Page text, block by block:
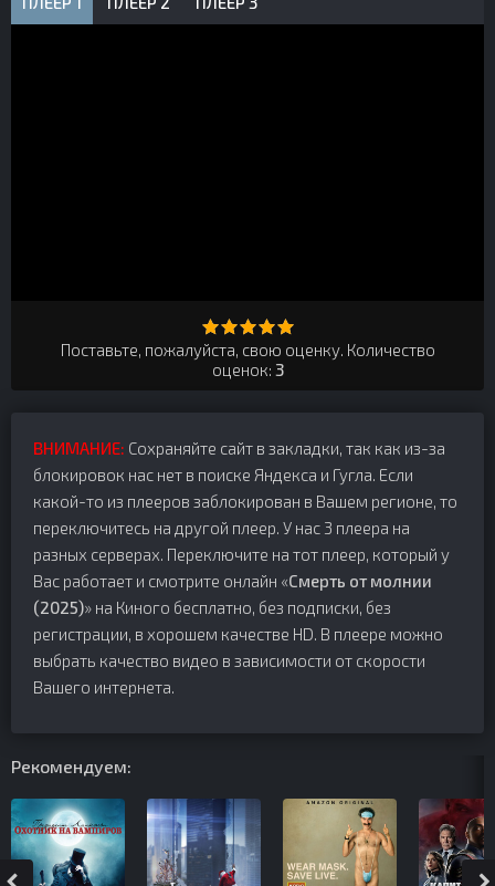
Поставьте, пожалуйста, свою оценку. Количество
оценок: 3
ВНИМАНИЕ: Сохраняйте сайт в закладки, так как из-за
блокировок нас нет в поиске Яндекса и Гугла. Если
какой-то из плееров заблокирован в Вашем регионе, то
переключитесь на другой плеер. У нас 3 плеера на
разных серверах. Переключите на тот плеер, который у
Вас работает и смотрите онлайн «Смерть от молнии
(2025)» на Киного бесплатно, без подписки, без
регистрации, в хорошем качестве HD. В плеере можно
выбрать качество видео в зависимости от скорости
Вашего интернета.
Рекомендуем: